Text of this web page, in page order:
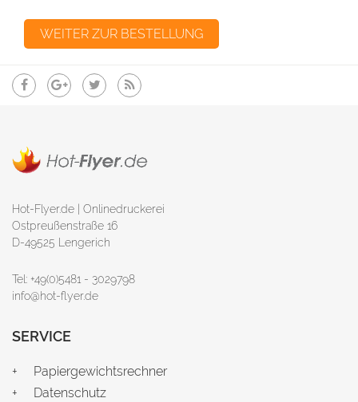
Hot-Flyer.de | Onlinedruckerei
Ostpreußenstraße 16
D-49525 Lengerich
Tel: +49(0)5481 - 3029798
info@hot-flyer.de
SERVICE
Papiergewichtsrechner
Datenschutz